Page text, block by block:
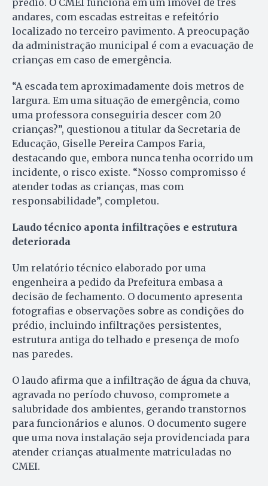
prédio. O CMEI funciona em um imóvel de três
andares, com escadas estreitas e refeitório
localizado no terceiro pavimento. A preocupação
da administração municipal é com a evacuação de
crianças em caso de emergência.
“A escada tem aproximadamente dois metros de
largura. Em uma situação de emergência, como
uma professora conseguiria descer com 20
crianças?”, questionou a titular da Secretaria de
Educação, Giselle Pereira Campos Faria,
destacando que, embora nunca tenha ocorrido um
incidente, o risco existe. “Nosso compromisso é
atender todas as crianças, mas com
responsabilidade”, completou.
Laudo técnico aponta infiltrações e estrutura
deteriorada
Um relatório técnico elaborado por uma
engenheira a pedido da Prefeitura embasa a
decisão de fechamento. O documento apresenta
fotografias e observações sobre as condições do
prédio, incluindo infiltrações persistentes,
estrutura antiga do telhado e presença de mofo
nas paredes.
O laudo afirma que a infiltração de água da chuva,
agravada no período chuvoso, compromete a
salubridade dos ambientes, gerando transtornos
para funcionários e alunos. O documento sugere
que uma nova instalação seja providenciada para
atender crianças atualmente matriculadas no
CMEI.